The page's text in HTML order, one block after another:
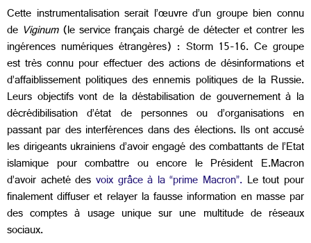
Cette instrumentalisation serait l’œuvre d’un groupe bien connu
de Viginum(le service français chargé de détecter et contrer les
ingérences numériques étrangères) : Storm 15-16. Ce groupe
est très connu pour effectuer des actions de désinformations et
d’affaiblissement politiques des ennemis politiques de la Russie.
Leurs objectifs vont de la déstabilisation de gouvernement à la
décrédibilisation d’état de personnes ou d’organisations en
passant par des interférences dans des élections. Ils ont accusé
les dirigeants ukrainiens d’avoir engagé des combattants de l’Etat
islamique pour combattre ou encore le Président E.Macron
d’avoir acheté des voix grâce à la “prime Macron”. Le tout pour
finalement diffuser et relayer la fausse information en masse par
des comptes à usage unique sur une multitude de réseaux
sociaux.